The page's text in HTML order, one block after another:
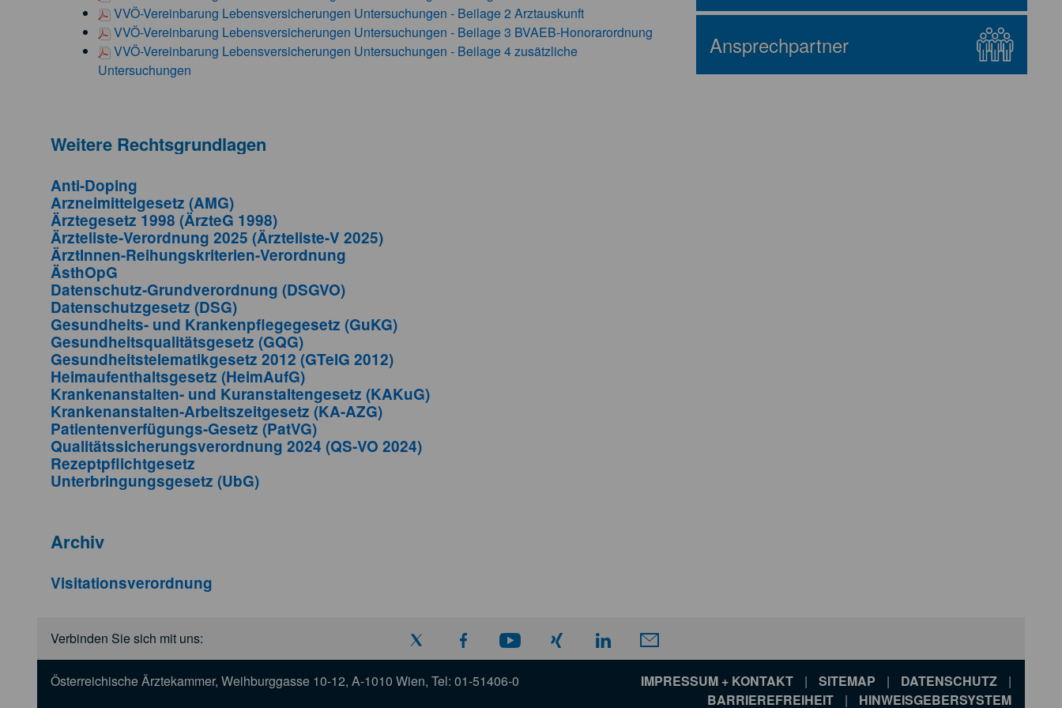
VVÖ-Vereinbarung Lebensversicherungen Untersuchungen - Beilage 2 Arztauskunft
VVÖ-Vereinbarung Lebensversicherungen Untersuchungen - Beilage 3 BVAEB-Honorarordnung
VVÖ-Vereinbarung Lebensversicherungen Untersuchungen - Beilage 4 zusätzliche
Untersuchungen
Weitere Rechtsgrundlagen
Anti-Doping
Arzneimittelgesetz (AMG)
Ärztegesetz 1998 (ÄrzteG 1998)
Ärzteliste-Verordnung 2025 (Ärzteliste-V 2025)
ÄrztInnen-Reihungskriterien-Verordnung
ÄsthOpG
Datenschutz-Grundverordnung (DSGVO)
Datenschutzgesetz (DSG)
Gesundheits- und Krankenpflegegesetz (GuKG)
Gesundheitsqualitätsgesetz (GQG)
Gesundheitstelematikgesetz 2012 (GTelG 2012)
Heimaufenthaltsgesetz (HeimAufG)
Krankenanstalten- und Kuranstaltengesetz (KAKuG)
Krankenanstalten-Arbeitszeitgesetz (KA-AZG)
Patientenverfügungs-Gesetz (PatVG)
Qualitätssicherungsverordnung 2024 (QS-VO 2024)
Rezeptpflichtgesetz
Unterbringungsgesetz (UbG)
Archiv
Visitationsverordnung
Ansprechpartner
Verbinden Sie sich mit uns:
Österreichische Ärztekammer, Weihburggasse 10-12, A-1010 Wien, Tel: 01-51406-0 IMPRESSUM + KONTAKT | SITEMAP | DATENSCHUTZ
|
BARRIEREFREIHEIT
| HINWEISGEBERSYSTEM